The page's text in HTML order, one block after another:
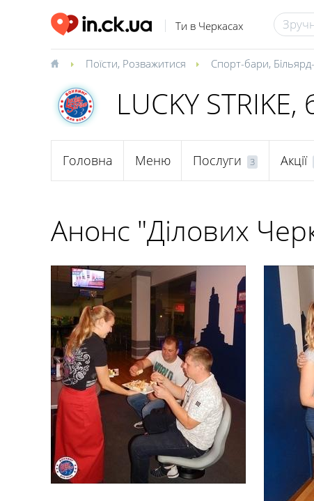
Ти в Черкасах
Поїсти, Розважитися Спорт-бари,
LUCKY STRIKE,
Головна Меню Послуги 3 Акції
Анонс "Ділових